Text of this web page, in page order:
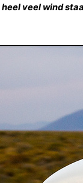
veel wind